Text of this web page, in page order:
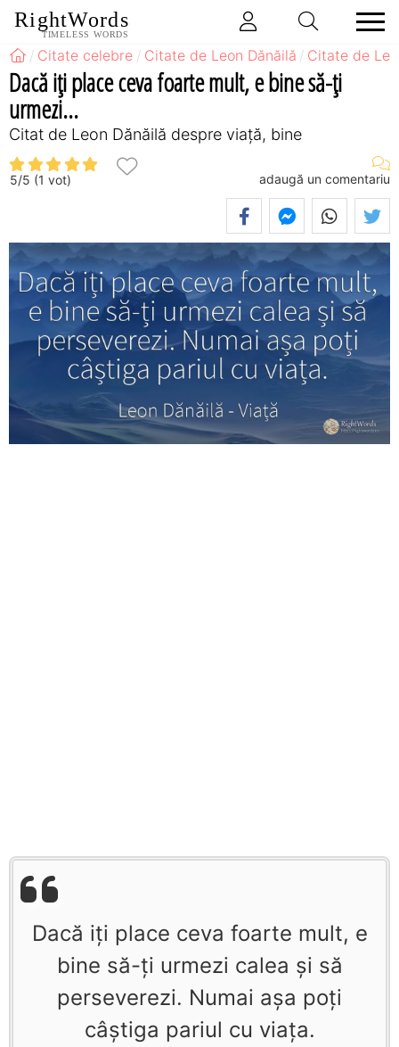
RightWords
TIMELESS WORDS
Citate celebre Citate de Leon Dănăilă Citate de
Dacă iți place ceva foarte mult, e bine să-ți
urmezi...
Citat de Leon Dănăilă despre viață, bine
5/5 (1 vot) adaugă un comentariu
Dacă iți place ceva foarte mult, e
bine să-ți urmezi calea și să
perseverezi. Numai așa poți
câștiga pariul cu viața.